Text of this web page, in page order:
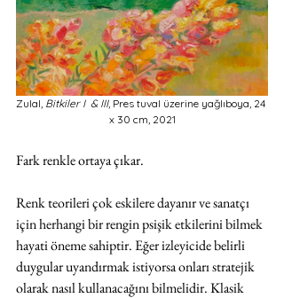
Zulal, Bitkiler I  & III, Pres tuval üzerine yağlıboya, 24
x 30 cm, 2021
Fark renkle ortaya çıkar.
Renk teorileri çok eskilere dayanır ve sanatçı
için herhangi bir rengin psişik etkilerini bilmek
hayati öneme sahiptir. Eğer izleyicide belirli
duygular uyandırmak istiyorsa onları stratejik
olarak nasıl kullanacağını bilmelidir. Klasik